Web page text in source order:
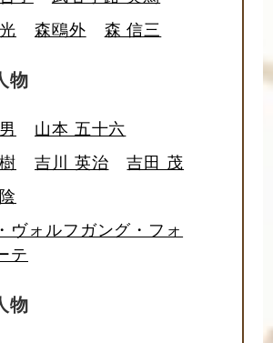
森鴎外 森 信三
物
山本 五十六
吉川 英治
吉田 茂
ヴォルフガング・フォ
テ
物